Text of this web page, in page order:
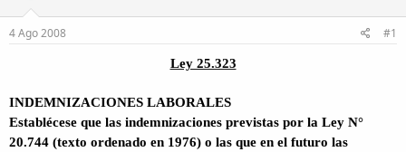
4 Ago 2008 #1
Ley 25.323
INDEMNIZACIONES LABORALES
Establécese que las indemnizaciones previstas por la Ley N°
20.744 (texto ordenado en 1976) o las que en el futuro las